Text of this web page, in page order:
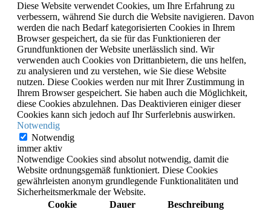
Diese Website verwendet Cookies, um Ihre Erfahrung zu
verbessern, während Sie durch die Website navigieren. Davon
werden die nach Bedarf kategorisierten Cookies in Ihrem
Browser gespeichert, da sie für das Funktionieren der
Grundfunktionen der Website unerlässlich sind. Wir
verwenden auch Cookies von Drittanbietern, die uns helfen,
zu analysieren und zu verstehen, wie Sie diese Website
nutzen. Diese Cookies werden nur mit Ihrer Zustimmung in
Ihrem Browser gespeichert. Sie haben auch die Möglichkeit,
diese Cookies abzulehnen. Das Deaktivieren einiger dieser
Cookies kann sich jedoch auf Ihr Surferlebnis auswirken.
Notwendig
Notwendig
immer aktiv
Notwendige Cookies sind absolut notwendig, damit die
Website ordnungsgemäß funktioniert. Diese Cookies
gewährleisten anonym grundlegende Funktionalitäten und
Sicherheitsmerkmale der Website.
Cookie
Dauer Beschreibung